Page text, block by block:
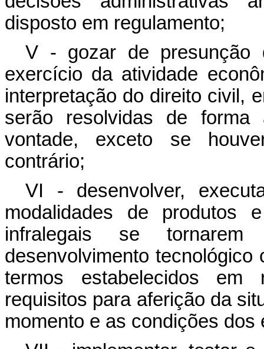
disposto em regulamento;
V - gozar de presunção
exercício da atividade
interpretação do direito civil,
serão resolvidas de
vontade, exceto se
contrário;
VI - desenvolver,
modalidades de produtos
infralegais se
desenvolvimento tecnológico
termos estabelecidos em
requisitos para aferição da
momento e as condições dos